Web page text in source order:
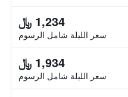
1,234 ﷼
سعر الليلة شامل الرسوم
1,934 ﷼
سعر الليلة شامل الرسوم